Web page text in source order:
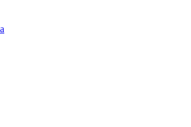
in this window
in this window